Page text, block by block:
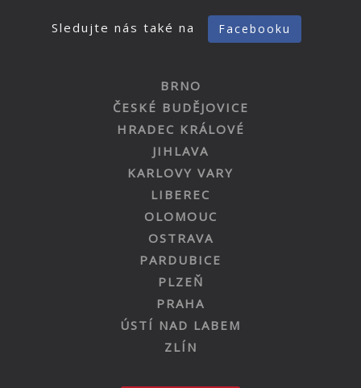
Sledujte nás také na Facebooku
BRNO
ČESKÉ BUDĚJOVICE
HRADEC KRÁLOVÉ
JIHLAVA
KARLOVY VARY
LIBEREC
OLOMOUC
OSTRAVA
PARDUBICE
PLZEŇ
PRAHA
ÚSTÍ NAD LABEM
ZLÍN